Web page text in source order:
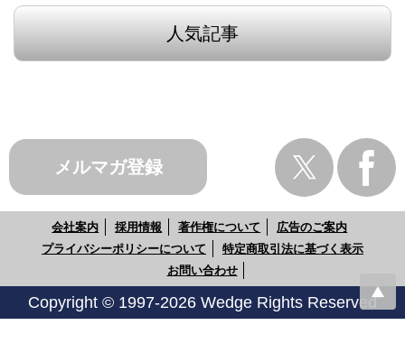
人気記事
メルマガ登録
会社案内 採用情報 著作権について
広告のご案内
プライバシーポリシーについて
特定商取引法に基づく表示
お問い合わせ
Copyright © 1997-2026 Wedge Rights Reserved